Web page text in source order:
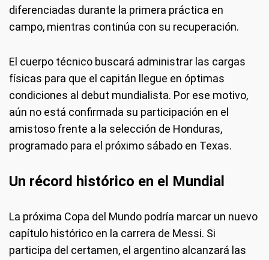
diferenciadas durante la primera práctica en
campo, mientras continúa con su recuperación.
El cuerpo técnico buscará administrar las cargas
físicas para que el capitán llegue en óptimas
condiciones al debut mundialista. Por ese motivo,
aún no está confirmada su participación en el
amistoso frente a la selección de Honduras,
programado para el próximo sábado en Texas.
Un récord histórico en el Mundial
La próxima Copa del Mundo podría marcar un nuevo
capítulo histórico en la carrera de Messi. Si
participa del certamen, el argentino alcanzará las